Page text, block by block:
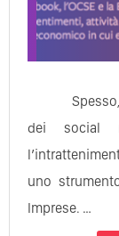
dei social
uno
Imprese. …